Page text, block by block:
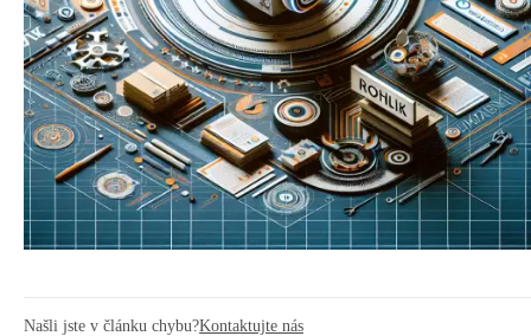
Našli jste v článku chybu?Kontaktujte nás